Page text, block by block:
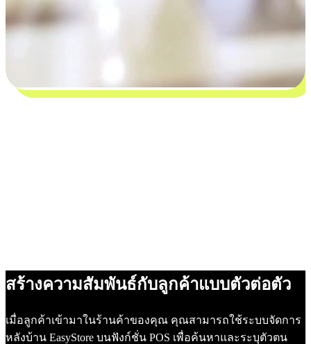
สร้างความสัมพันธ์กับลูกค้าแบบตัวต่อตัว
เมื่อลูกค้าเข้ามาในร้านค้าของคุณ คุณสามารถใช้ระบบจัดการ
หลังบ้าน EasyStore บนฟังก์ชั่น POS เพื่อค้นหาและระบุตัวตน